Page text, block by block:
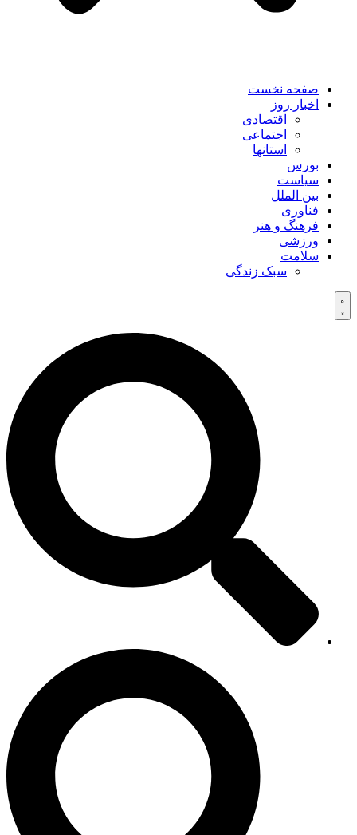
صفحه نخست
اخبار روز
اقتصادی
اجتماعی
استانها
بورس
سیاست
بین الملل
فناوری
فرهنگ و هنر
ورزشی
سلامت
سبک زندگی